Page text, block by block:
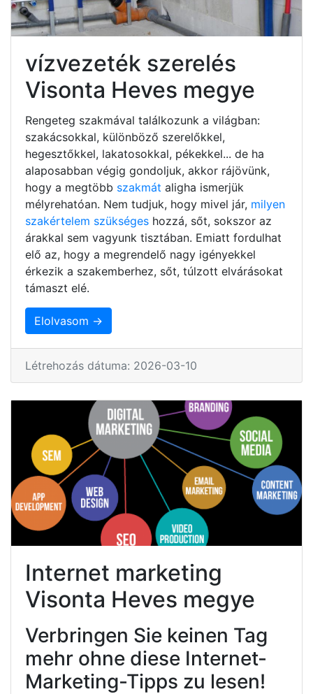
vízvezeték szerelés
Visonta Heves megye
Rengeteg szakmával találkozunk a világban:
szakácsokkal, különböző szerelőkkel,
hegesztőkkel, lakatosokkal, pékekkel... de ha
alaposabban végig gondoljuk, akkor rájövünk,
hogy a megtöbb szakmát aligha ismerjük
mélyrehatóan. Nem tudjuk, hogy mivel jár, milyen
szakértelem szükséges hozzá, sőt, sokszor az
árakkal sem vagyunk tisztában. Emiatt fordulhat
elő az, hogy a megrendelő nagy igényekkel
érkezik a szakemberhez, sőt, túlzott elvárásokat
támaszt elé.
Elolvasom →
Létrehozás dátuma: 2026-03-10
Internet marketing
Visonta Heves megye
Verbringen Sie keinen Tag
mehr ohne diese Internet-
Marketing-Tipps zu lesen!